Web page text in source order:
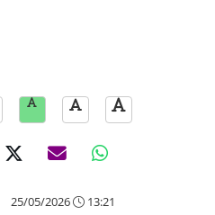
25/05/2026 13:21